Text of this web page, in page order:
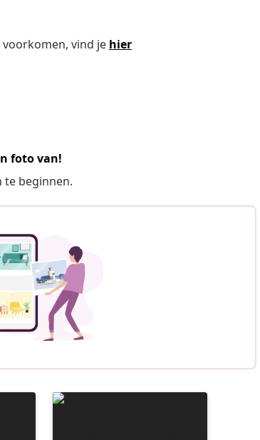
vind je hier
foto van!
te beginnen.